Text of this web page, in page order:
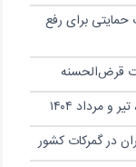
برای رفع
در گمرکات کشور